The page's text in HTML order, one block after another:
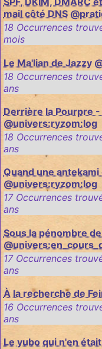
mail côté DNS
18 Occurrences
mois
Le Ma'lian de Jazzy
18 Occurrences
ans
Derrière la Pourpre
@univers:ryzom:log
18 Occurrences
ans
Quand une
@univers:ryzom:log
17 Occurrences
ans
Sous la pénombre
17 Occurrences
ans
À la recherche de
16 Occurrences
ans
Le yubo qui n'en